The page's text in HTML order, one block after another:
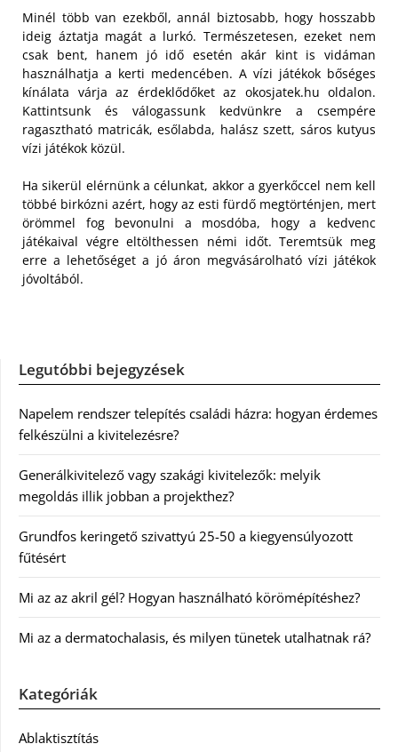
Minél több van ezekből, annál biztosabb, hogy hosszabb
ideig áztatja magát a lurkó. Természetesen, ezeket nem
csak bent, hanem jó idő esetén akár kint is vidáman
használhatja a kerti medencében. A vízi játékok bőséges
kínálata várja az érdeklődőket az okosjatek.hu oldalon.
Kattintsunk és válogassunk kedvünkre a csempére
ragasztható matricák, esőlabda, halász szett, sáros kutyus
vízi játékok közül.
Ha sikerül elérnünk a célunkat, akkor a gyerkőccel nem kell
többé birkózni azért, hogy az esti fürdő megtörténjen, mert
örömmel fog bevonulni a mosdóba, hogy a kedvenc
játékaival végre eltölthessen némi időt. Teremtsük meg
erre a lehetőséget a jó áron megvásárolható vízi játékok
jóvoltából.
Legutóbbi bejegyzések
Napelem rendszer telepítés családi házra: hogyan érdemes
felkészülni a kivitelezésre?
Generálkivitelező vagy szakági kivitelezők: melyik
megoldás illik jobban a projekthez?
Grundfos keringető szivattyú 25-50 a kiegyensúlyozott
fűtésért
Mi az az akril gél? Hogyan használható körömépítéshez?
Mi az a dermatochalasis, és milyen tünetek utalhatnak rá?
Kategóriák
Ablaktisztítás